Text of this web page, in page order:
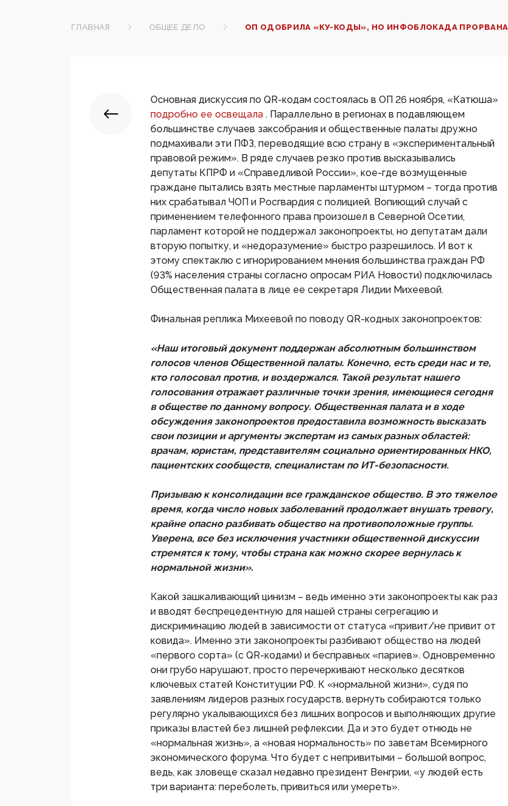
ГЛАВНАЯ ОБЩЕЕ ДЕЛО ОП ОДОБРИЛА «КУ-КОДЫ», НО ИНФОБЛОКАДА
Основная дискуссия по QR-кодам состоялась в ОП 26 ноября, «Катюша»
подробно ее освещала . Параллельно в регионах в подавляющем
большинстве случаев заксобрания и общественные палаты дружно
подмахивали эти ПФЗ, переводящие всю страну в «экспериментальный
правовой режим». В ряде случаев резко против высказывались
депутаты КПРФ и «Справедливой России», кое-где возмущенные
граждане пытались взять местные парламенты штурмом – тогда против
них срабатывал ЧОП и Росгвардия с полицией. Вопиющий случай с
применением телефонного права произошел в Северной Осетии,
парламент которой не поддержал законопроекты, но депутатам дали
вторую попытку, и «недоразумение» быстро разрешилось. И вот к
этому спектаклю с игнорированием мнения большинства граждан РФ
(93% населения страны согласно опросам РИА Новости) подключилась
Общественная палата в лице ее секретаря Лидии Михеевой.
Финальная реплика Михеевой по поводу QR-кодных законопроектов:
«Наш итоговый документ поддержан абсолютным большинством
голосов членов Общественной палаты. Конечно, есть среди нас и те,
кто голосовал против, и воздержался. Такой результат нашего
голосования отражает различные точки зрения, имеющиеся сегодня
в обществе по данному вопросу. Общественная палата и в ходе
обсуждения законопроектов предоставила возможность высказать
свои позиции и аргументы экспертам из самых разных областей:
врачам, юристам, представителям социально ориентированных НКО,
пациентских сообществ, специалистам по ИТ-безопасности.
Призываю к консолидации все гражданское общество. В это тяжелое
время, когда число новых заболеваний продолжает внушать тревогу,
крайне опасно разбивать общество на противоположные группы.
Уверена, все без исключения участники общественной дискуссии
стремятся к тому, чтобы страна как можно скорее вернулась к
нормальной жизни».
Какой зашкаливающий цинизм – ведь именно эти законопроекты как раз
и вводят беспрецедентную для нашей страны сегрегацию и
дискриминацию людей в зависимости от статуса «привит/не привит от
ковида». Именно эти законопроекты разбивают общество на людей
«первого сорта» (с QR-кодами) и бесправных «париев». Одновременно
они грубо нарушают, просто перечеркивают несколько десятков
ключевых статей Конституции РФ. К «нормальной жизни», судя по
заявлениям лидеров разных государств, вернуть собираются только
регулярно укалывающихся без лишних вопросов и выполняющих другие
приказы властей без лишней рефлексии. Да и это будет отнюдь не
«нормальная жизнь», а «новая нормальность» по заветам Всемирного
экономического форума. Что будет с непривитыми – большой вопрос,
ведь, как зловеще сказал недавно президент Венгрии, «у людей есть
три варианта: переболеть, привиться или умереть».